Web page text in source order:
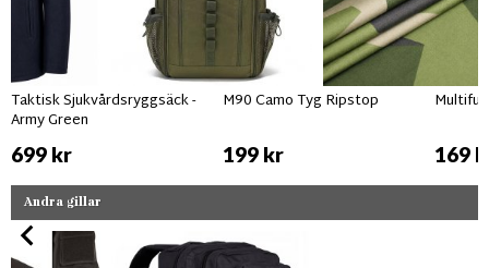
Taktisk Sjukvårdsryggsäck -
Army Green
699 kr
M90 Camo Tyg Ripstop
199 kr 169
Andra gillar